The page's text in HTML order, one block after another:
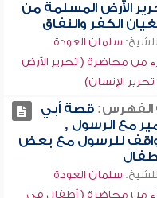
الأرض المسلمة من
الكفر والنفاق
للشيخ: سلمان العودة
من محاضرة ( تحرير الأرض
تحرير الإنسان)
الفهرس:قصة أبي
مع الرسول ,
للرسول مع بعض
للشيخ: سلمان العودة
من محاضرة ( أطفال في